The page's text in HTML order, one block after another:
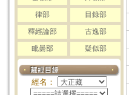
律部
目錄部
釋經論部
古逸部
毗曇部
疑似部
經名：